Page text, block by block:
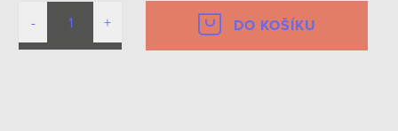
DO KOŠÍKU